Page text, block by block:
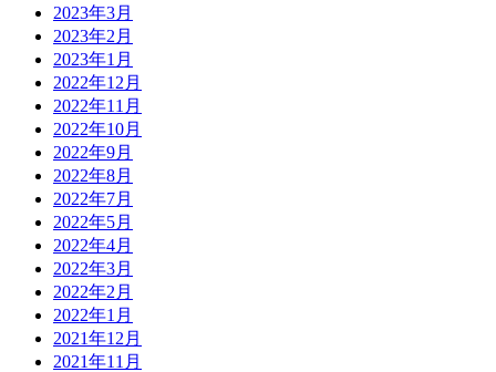
2023年3月
2023年2月
2023年1月
2022年12月
2022年11月
2022年10月
2022年9月
2022年8月
2022年7月
2022年5月
2022年4月
2022年3月
2022年2月
2022年1月
2021年12月
2021年11月